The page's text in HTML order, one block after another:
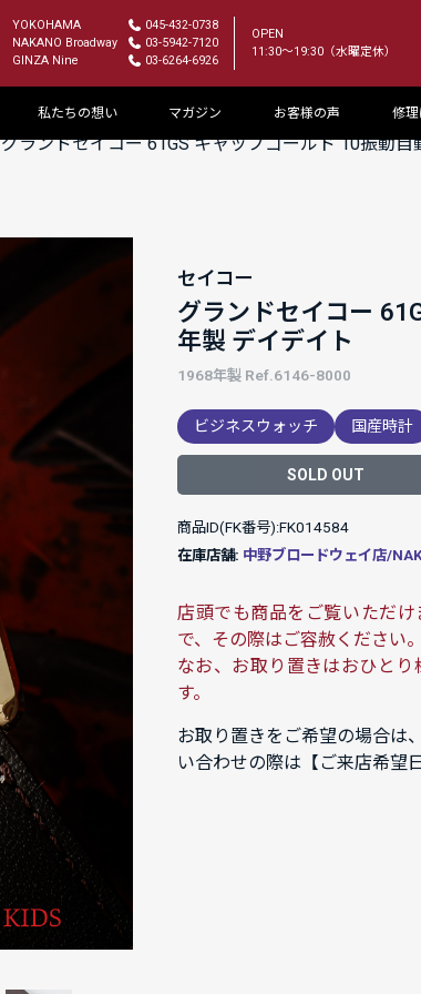
YOKOHAMA
045-432-0738
NAKANO Broadway
03-5942-7120
GINZA Nine
03-6264-6926
OPEN
11:30～19:30（水曜定休）
私たちの想い マガジン お客様の声 修
グランドセイコー 61GS キャップゴールド 10振動
セイコー
グランドセイコー
年製 デイデイト
1968年製 Ref.6146-8000
ビジネスウォッチ 国産時計
SOLD OUT
商品ID(FK番号):FK014584
在庫店舗: 中野ブロードウェイ店/
店頭でも商品をご覧いただ
で、その際はご容赦ください。
なお、お取り置きはおひと
す。
お取り置きをご希望の場合は
い合わせの際は【ご来店希望